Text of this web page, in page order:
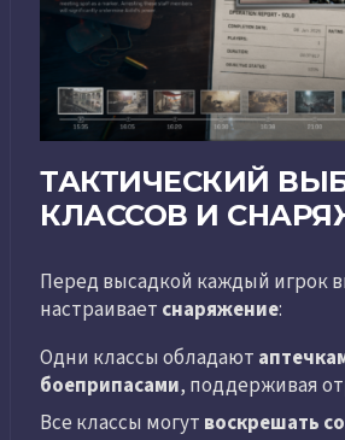
ТАКТИЧЕСКИЙ
КЛАССОВ И
Перед высадкой каждый игрок
настраивает снаряжение:
Одни классы обладают
боеприпасами, поддерживая
Все классы могут воскрешать